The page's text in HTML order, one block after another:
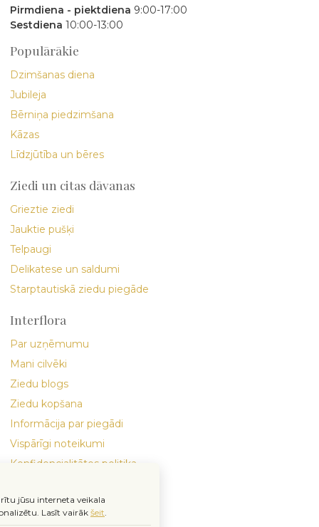
Pirmdiena - piektdiena 9:00-17:00
Sestdiena 10:00-13:00
Populārākie
Dzimšanas diena
Jubileja
Bērniņa piedzimšana
Kāzas
Līdzjūtība un bēres
Ziedi un citas dāvanas
Grieztie ziedi
Jauktie pušķi
Telpaugi
Delikatese un saldumi
Starptautiskā ziedu piegāde
Interflora
Par uzņēmumu
Mani cilvēki
Ziedu blogs
Ziedu kopšana
Informācija par piegādi
Vispārīgi noteikumi
Konfidencialitātes politika
jūsu interneta veikala
Lasīt vairāk šeit.